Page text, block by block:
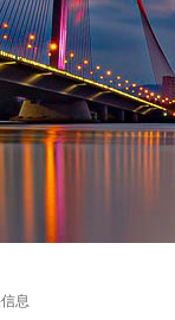
息